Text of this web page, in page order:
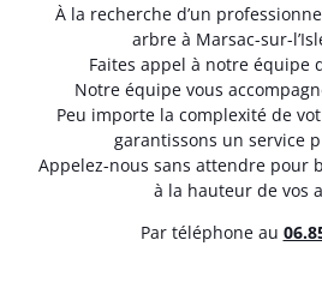
À la recherche d’un
arbre à Marsac-sur-
Faites appel à notre équipe
Notre équipe vous
Peu importe la complexité de
garantissons un service
Appelez-nous sans attendre pour
à la hauteur de vos
Par téléphone au